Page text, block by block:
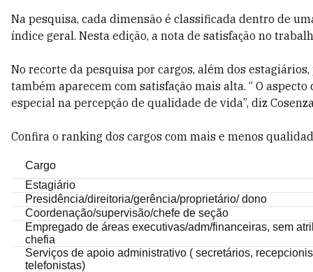
Na pesquisa, cada dimensão é classificada dentro de
índice geral. Nesta edição, a nota de satisfação no
No recorte da pesquisa por cargos, além dos
também aparecem com satisfação mais alta. “ O
especial na percepção de qualidade de vida”, diz
Confira o ranking dos cargos com mais e menos
Cargo
Estagiário
Presidência/direitoria/gerência/proprietário/ dono
Coordenação/supervisão/chefe de seção
Empregado de áreas executivas/adm/financeiras, sem
chefia
Serviços de apoio administrativo ( secretários,
telefonistas)